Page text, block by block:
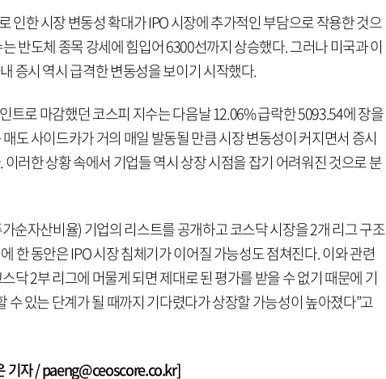
인한 시장 변동성 확대가 IPO 시장에 추가적인 부담으로 작용한 것으
반도체 종목 강세에 힘입어 6300선까지 상승했다. 그러나 미국과 이
증시 역시 급격한 변동성을 보이기 시작했다.
트로 마감했던 코스피 지수는 다음날 12.06% 급락한 5093.54에 장을
도 사이드카가 거의 매일 발동될 만큼 시장 변동성이 커지면서 증시
이러한 상황 속에서 기업들 역시 상장 시점을 잡기 어려워진 것으로 분
순자산비율) 기업의 리스트를 공개하고 코스닥 시장을 2개 리그 구조
한 동안은 IPO 시장 침체기가 이어질 가능성도 점쳐진다. 이와 관련
닥 2부 리그에 머물게 되면 제대로 된 평가를 받을 수 없기 때문에 기
수 있는 단계가 될 때까지 기다렸다가 상장할 가능성이 높아졌다”고
기자 / paeng@ceoscore.co.kr]